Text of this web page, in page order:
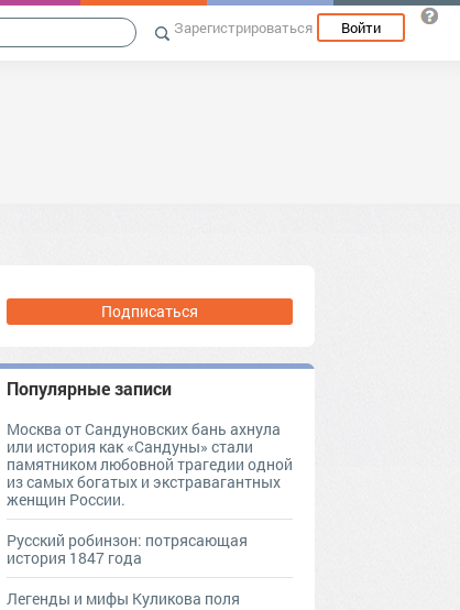
Зарегистрироваться Войти
Подписаться
Популярные записи
Москва от Сандуновских бань ахнула
или история как «Сандуны» стали
памятником любовной трагедии одной
из самых богатых и экстравагантных
женщин России.
Русский робинзон: потрясающая
история 1847 года
Легенды и мифы Куликова поля